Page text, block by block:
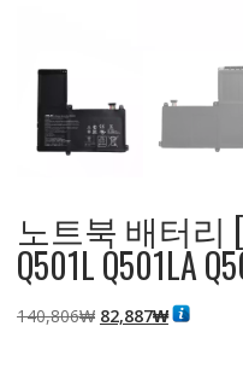
노트북 배터리
Q501L Q501LA
140,806₩ 원
82,887₩현